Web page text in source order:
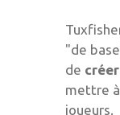
"de
de
mettre
joueurs.